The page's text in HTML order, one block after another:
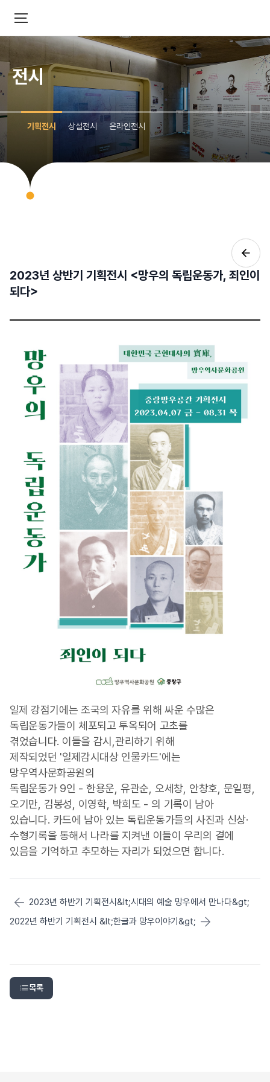
기획전시 상설전시 온라인전시
전시
2023년 상반기 기획전시 <망우의 독립운동가, 죄인이
되다>
일제강점기에는 조국의 자유를 위해 싸운 수많은
독립운동가들이 체포되고 투옥되어 고초를
겪었습니다. 이들을 감시 ,관리하기 위해
제작되었던 '일제감시대상 인물카드'에는
망우역사문화공원의
독립운동가 9인 -한용운 ,유관순 오세창, 안창호 문일평
오기만 김봉성 이영학, 박희도 - 의 기록이 남아
있습니다. 카드에 남아 있는 독립운동가들의 사진과 신상·
수형기록을 통해서 나라를 지켜낸 이들이 우리의 곁에
있음을 기억하고 추모하는 자리가 되었으면 합니다.
2023년 하반기 기획전시&lt;시대의 예술 망우에서 만나다&gt;
2022년 하반기 기획전시 &lt;한글과 망우이야기&gt;
목록